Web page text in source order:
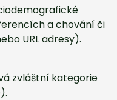
a chování či
URL adresy).
zvláštní kategorie